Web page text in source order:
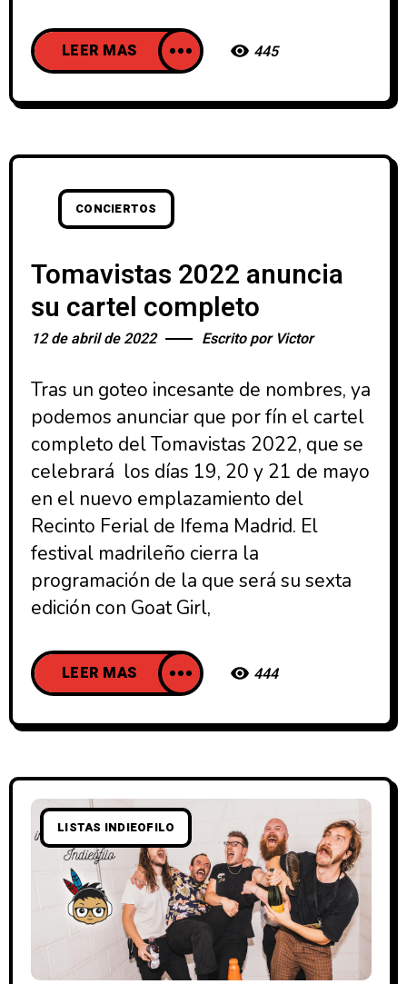
LEER MAS 445
CONCIERTOS
Tomavistas 2022 anuncia
su cartel completo
12 de abril de 2022 Escrito por Victor
Tras un goteo incesante de nombres, ya
podemos anunciar que por fín el cartel
completo del Tomavistas 2022, que se
celebrará los días 19, 20 y 21 de mayo
en el nuevo emplazamiento del
Recinto Ferial de Ifema Madrid. El
festival madrileño cierra la
programación de la que será su sexta
edición con Goat Girl,
LEER MAS 444
LISTAS INDIEOFILO